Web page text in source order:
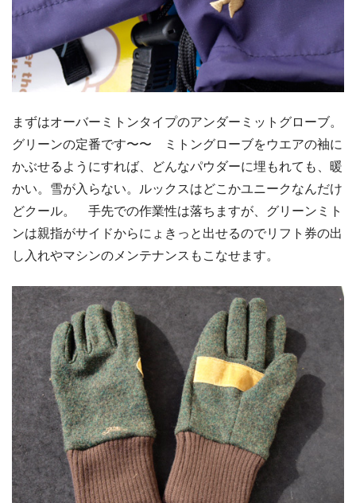
まずはオーバーミトンタイプのアンダーミットグローブ。
グリーンの定番です〜〜 ミトングローブをウエアの袖に
かぶせるようにすれば、どんなパウダーに埋もれても、暖
かい。雪が入らない。ルックスはどこかユニークなんだけ
どクール。 手先での作業性は落ちますが、グリーンミト
ンは親指がサイドからにょきっと出せるのでリフト券の出
し入れやマシンのメンテナンスもこなせます。